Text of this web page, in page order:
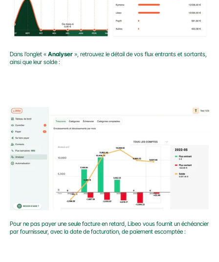
Dans l’onglet « Analyser », retrouvez le détail de vos flux entrants et sortants,
ainsi que leur solde :
Pour ne pas payer une seule facture en retard, Libeo vous fournit un échéancier
par fournisseur, avec la date de facturation, de paiement escomptée :